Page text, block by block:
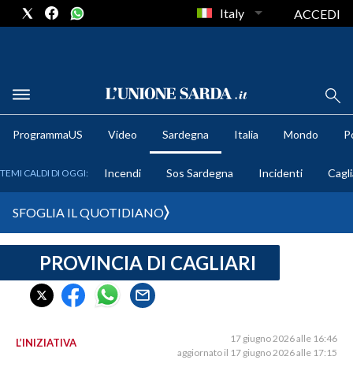
METEO
CRONACA SARDEGNA
CAGLIARI
SULCIS IGLESIENTE
Italy ACCEDI
ProgrammaUS Video Sardegna Italia Mondo
TEMI CALDI DI OGGI: Incendi Sos Sardegna Incidenti
SFOGLIA IL QUOTIDIANO
PROVINCIA DI CAGLIARI
L’INIZIATIVA
17 giugno 2026 alle 16:46
aggiornato il 17 giugno 2026 alle 17:15